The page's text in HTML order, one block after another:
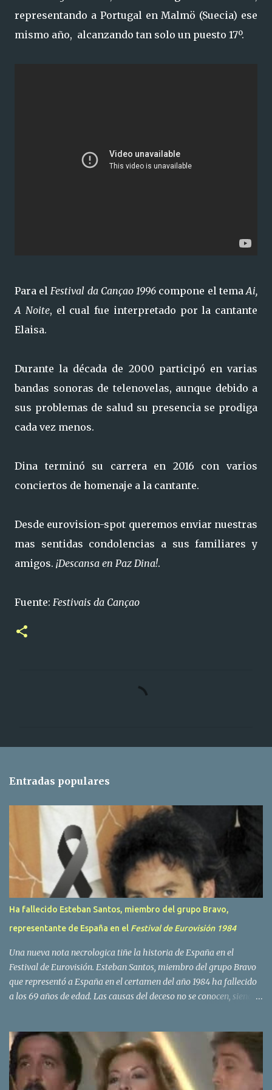
representando a Portugal en Malmö (Suecia) ese
mismo año, alcanzando tan solo un puesto 17º.
Para elFestival da Cançao 1996 compone el temaAi,
A Noite, el cual fue interpretado por la cantante
Elaisa.
Durante la década de 2000 participó en varias
bandas sonoras de telenovelas, aunque debido a
sus problemas de salud su presencia se prodiga
cada vez menos.
Dina terminó su carrera en 2016 con varios
conciertos de homenaje a la cantante.
Desde eurovision-spot queremos enviar nuestras
mas sentidas condolencias a sus familiares y
amigos. ¡Descansa en Paz Dina!.
Fuente: Festivais da Cançao
r
s
Entradas populares
Ha fallecido Esteban Santos, miembro del grupo Bravo,
representante de España en el Festival de Eurovisión 1984
Una nueva nota necrologica tiñe la historia de España en el
Festival de Eurovisión. Esteban Santos, miembro del grupo Bravo
que representó a España en el certamen del año 1984 ha fallecido
a los 69 años de edad. Las causas del deceso no se conocen, siendo
traves de las redes sociales. Nacido en Tolosa en 1951, durante su
epoca universitaria en la carrera de empresariales conoció al
estudiante de medicina Luis Villar, comenzando a actuar
juntos,Santos a la guitarra y Villar al piano, sin atreverse a dar el